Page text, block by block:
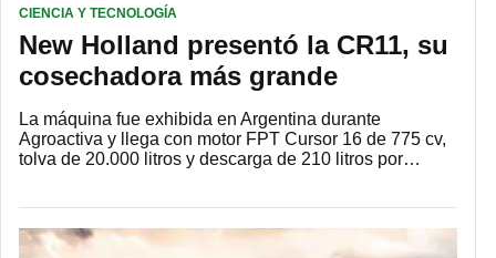
CIENCIA Y TECNOLOGÍA
New Holland presentó la CR11, su
cosechadora más grande
La máquina fue exhibida en Argentina durante
Agroactiva y llega con motor FPT Cursor 16 de 775 cv,
tolva de 20.000 litros y descarga de 210 litros por…